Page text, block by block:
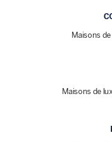
Maisons
Maisons de